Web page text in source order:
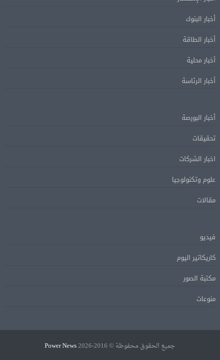
أخبار البنوك
أخبار الطاقة
أخبار محلية
أخبار الرئاسة
أخبار البورصة
تحقيقات
اخبار الشركات
علوم وتكنولوجيا
مقالات
فيديو
كاريكاتير اليوم
مكتبة الصور
منوعات
جميع الحقوق محفوظة © 2016-2026 Power News